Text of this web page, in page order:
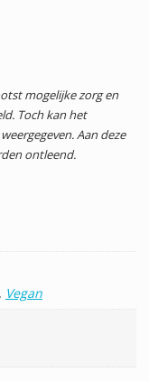
mogelijke zorg en
Toch kan het
Aan deze
ontleend.
Vegan